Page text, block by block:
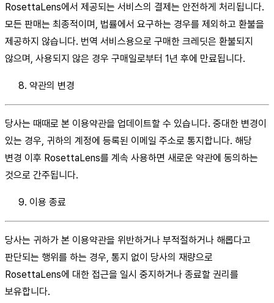
RosettaLens에서 제공되는 서비스의 결제는 안전하게 처리됩니다.
모든 판매는 최종적이며, 법률에서 요구하는 경우를 제외하고 환불을
제공하지 않습니다. 번역 서비스용으로 구매한 크레딧은 환불되지
않으며, 사용되지 않은 경우 구매일로부터 1년 후에 만료됩니다.
약관의 변경
당사는 때때로 본 이용약관을 업데이트할 수 있습니다. 중대한 변경이
있는 경우, 귀하의 계정에 등록된 이메일 주소로 통지합니다. 해당
변경 이후 RosettaLens를 계속 사용하면 새로운 약관에 동의하는
것으로 간주됩니다.
이용 종료
당사는 귀하가 본 이용약관을 위반하거나 부적절하거나 해롭다고
판단되는 행위를 하는 경우, 통지 없이 당사의 재량으로
RosettaLens에 대한 접근을 일시 중지하거나 종료할 권리를
보유합니다.